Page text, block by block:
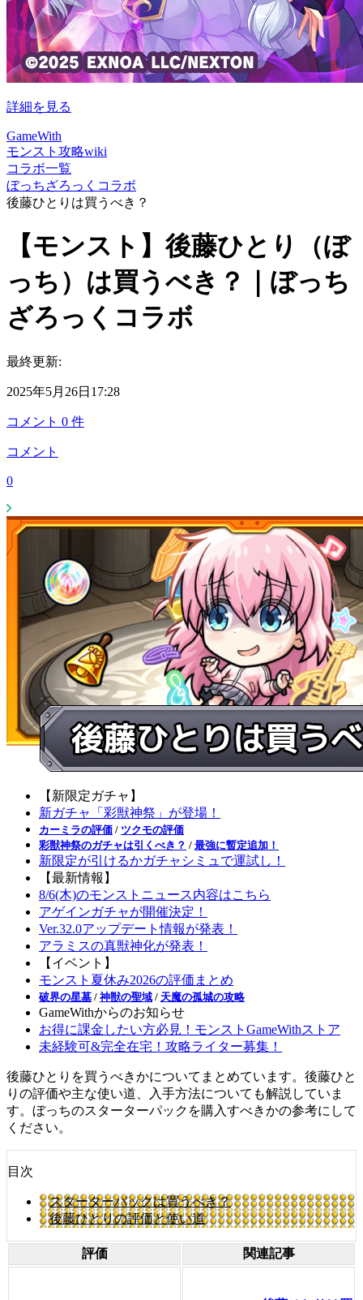
詳細を見る
GameWith
モンスト攻略wiki
コラボ一覧
ぼっちざろっくコラボ
後藤ひとりは買うべき？
【モンスト】後藤ひとり（ぼ
っち）は買うべき？｜ぼっち
ざろっくコラボ
最終更新:
2025年5月26日17:28
コメント 0 件
コメント
0
【新限定ガチャ】
新ガチャ「彩獣神祭」が登場！
カーミラの評価 / ツクモの評価
彩獣神祭のガチャは引くべき？ / 最強に暫定追加！
新限定が引けるかガチャシミュで運試し！
【最新情報】
8/6(木)のモンストニュース内容はこちら
アゲインガチャが開催決定！
Ver.32.0アップデート情報が発表！
アラミスの真獣神化が発表！
【イベント】
モンスト夏休み2026の評価まとめ
破界の星墓 / 神獣の聖域 / 天魔の孤城の攻略
GameWithからのお知らせ
お得に課金したい方必見！モンストGameWithストア
未経験可&完全在宅！攻略ライター募集！
後藤ひとりを買うべきかについてまとめています。後藤ひと
りの評価や主な使い道、入手方法についても解説していま
す。ぼっちのスターターパックを購入すべきかの参考にして
ください。
目次
スターターパックは買うべき？
後藤ひとりの評価と使い道
評価 関連記事